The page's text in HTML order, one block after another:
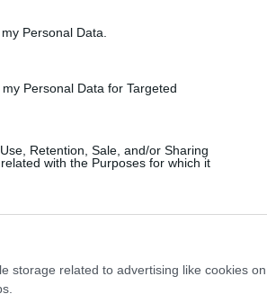
Personal Data.
Personal Data for Targeted
Retention, Sale, and/or Sharing
with the Purposes for which it
storage related to advertising like cookies on